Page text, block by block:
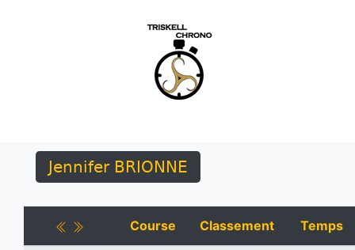
Jennifer BRIONNE
Course Classement Temps